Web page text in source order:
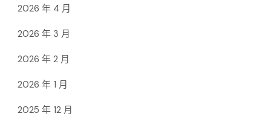
2026 年 4 月
2026 年 3 月
2026 年 2 月
2026 年 1 月
2025 年 12 月